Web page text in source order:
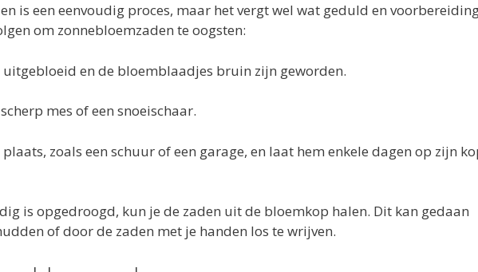
is een eenvoudig proces, maar het vergt wel wat geduld en
om zonnebloemzaden te oogsten:
en de bloemblaadjes bruin zijn geworden.
mes of een snoeischaar.
zoals een schuur of een garage, en laat hem enkele dagen op zijn
is opgedroogd, kun je de zaden uit de bloemkop halen. Dit kan gedaan
of door de zaden met je handen los te wrijven.